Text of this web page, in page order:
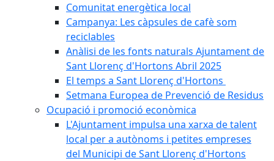
Comunitat energètica local
Campanya: Les càpsules de cafè som
reciclables
Anàlisi de les fonts naturals Ajuntament de
Sant Llorenç d'Hortons Abril 2025
El temps a Sant Llorenç d'Hortons
Setmana Europea de Prevenció de Residus
Ocupació i promoció econòmica
L'Ajuntament impulsa una xarxa de talent
local per a autònoms i petites empreses
del Municipi de Sant Llorenç d'Hortons